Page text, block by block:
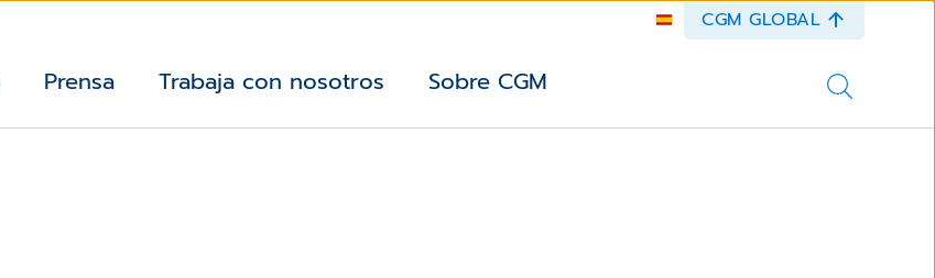
CGM GLOBAL
Prensa Trabaja con nosotros Sobre CGM